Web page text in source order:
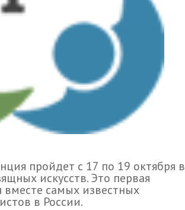
пройдет с 17 по 19 октября в
искусств. Это первая
самых известных
в России.